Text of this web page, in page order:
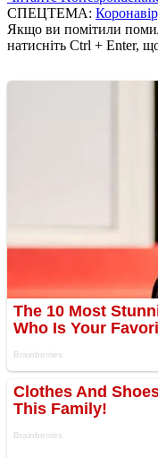
СПЕЦТЕМА:
Якщо ви помітили
натисніть Ctrl + Enter,